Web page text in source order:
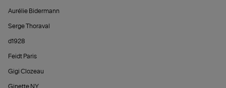
Aurélie Bidermann
Serge Thoraval
d1928
Feidt Paris
Gigi Clozeau
Ginette NY